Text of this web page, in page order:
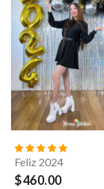
Feliz 2024
$460.00